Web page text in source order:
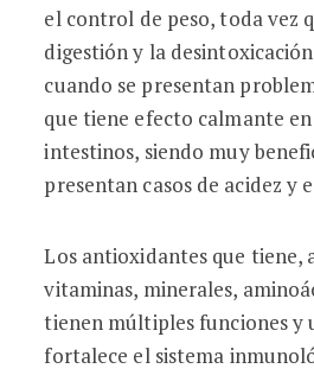
el control de peso, toda vez
digestión y la
cuando se presentan
que tiene efecto calmante
intestinos, siendo muy
presentan casos de acidez y
Los antioxidantes que tiene,
vitaminas, minerales,
tienen múltiples funciones y
fortalece el sistema